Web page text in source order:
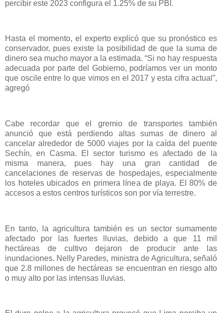
percibir este 2023 configura el 1.25% de su PBI.
Hasta el momento, el experto explicó que su pronóstico es
conservador, pues existe la posibilidad de que la suma de
dinero sea mucho mayor a la estimada. “Si no hay respuesta
adecuada por parte del Gobierno, podríamos ver un monto
que oscile entre lo que vimos en el 2017 y esta cifra actual”,
agregó
Cabe recordar que el gremio de transportes también
anunció que está perdiendo altas sumas de dinero al
cancelar alrededor de 5000 viajes por la caída del puente
Sechín, en Casma. El sector turismo es afectado de la
misma manera, pues hay una gran cantidad de
cancelaciones de reservas de hospedajes, especialmente
los hoteles ubicados en primera línea de playa. El 80% de
accesos a estos centros turísticos son por vía terrestre.
En tanto, la agricultura también es un sector sumamente
afectado por las fuertes lluvias, debido a que 11 mil
hectáreas de cultivo dejaron de producir ante las
inundaciones. Nelly Paredes, ministra de Agricultura, señaló
que 2.8 millones de hectáreas se encuentran en riesgo alto
o muy alto por las intensas lluvias.